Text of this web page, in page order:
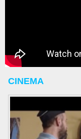
CINEMA